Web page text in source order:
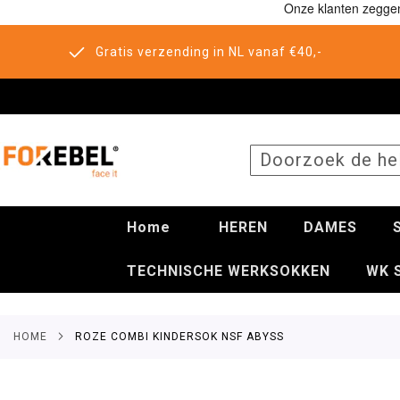
Gratis verzending in NL vanaf €40,-
Home HEREN DAMES
TECHNISCHE WERKSOKKEN WK
HOME ROZE COMBI KINDERSOK NSF ABYSS